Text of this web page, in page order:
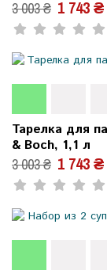
3 003 ₴ 1 743 ₴
Тарелка для
& Boch, 1,1 л
3 003 ₴ 1 743 ₴